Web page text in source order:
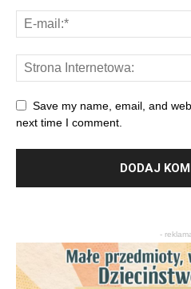
Save my name, email, and
next time I comment.
-